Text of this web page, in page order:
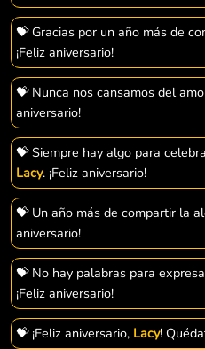
💝 Gracias por un año más de
¡Feliz aniversario!
💝 Nunca nos cansamos del
aniversario!
💝 Siempre hay algo para
Lacy. ¡Feliz aniversario!
💝 Un año más de compartir la
aniversario!
💝 No hay palabras para
¡Feliz aniversario!
💝 ¡Feliz aniversario, Lacy!